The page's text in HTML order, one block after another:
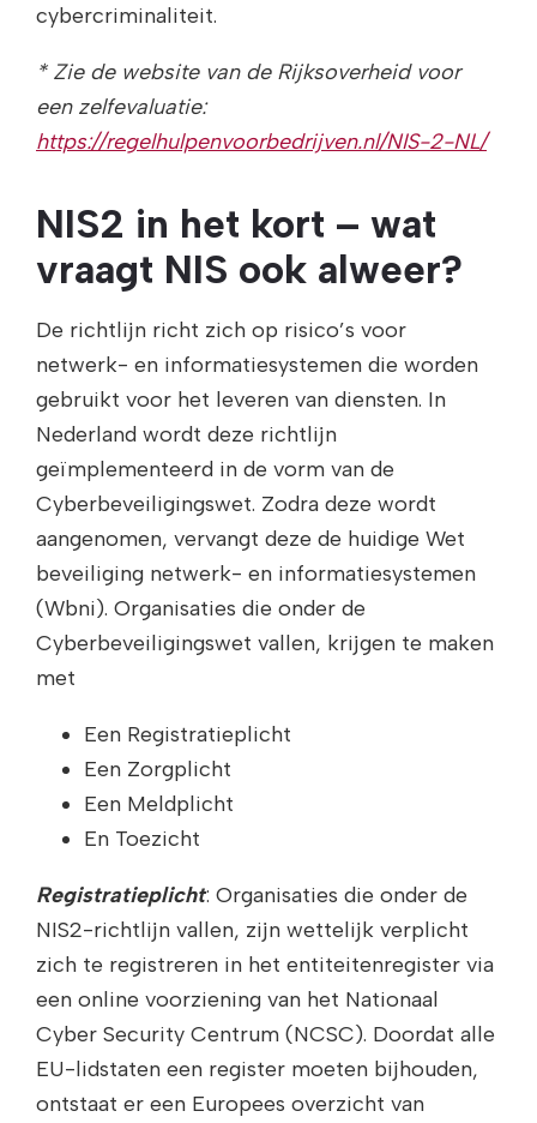
cybercriminaliteit.
* Zie de website van de Rijksoverheid voor
een zelfevaluatie:
https://regelhulpenvoorbedrijven.nl/NIS-2-NL/
NIS2 in het kort – wat
vraagt NIS ook alweer?
De richtlijn richt zich op risico’s voor
netwerk- en informatiesystemen die worden
gebruikt voor het leveren van diensten. In
Nederland wordt deze richtlijn
geïmplementeerd in de vorm van de
Cyberbeveiligingswet. Zodra deze wordt
aangenomen, vervangt deze de huidige Wet
beveiliging netwerk- en informatiesystemen
(Wbni). Organisaties die onder de
Cyberbeveiligingswet vallen, krijgen te maken
met
Een Registratieplicht
Een Zorgplicht
Een Meldplicht
En Toezicht
Registratieplicht: Organisaties die onder de
NIS2-richtlijn vallen, zijn wettelijk verplicht
zich te registreren in het entiteitenregister via
een online voorziening van het Nationaal
Cyber Security Centrum (NCSC). Doordat alle
EU-lidstaten een register moeten bijhouden,
ontstaat er een Europees overzicht van